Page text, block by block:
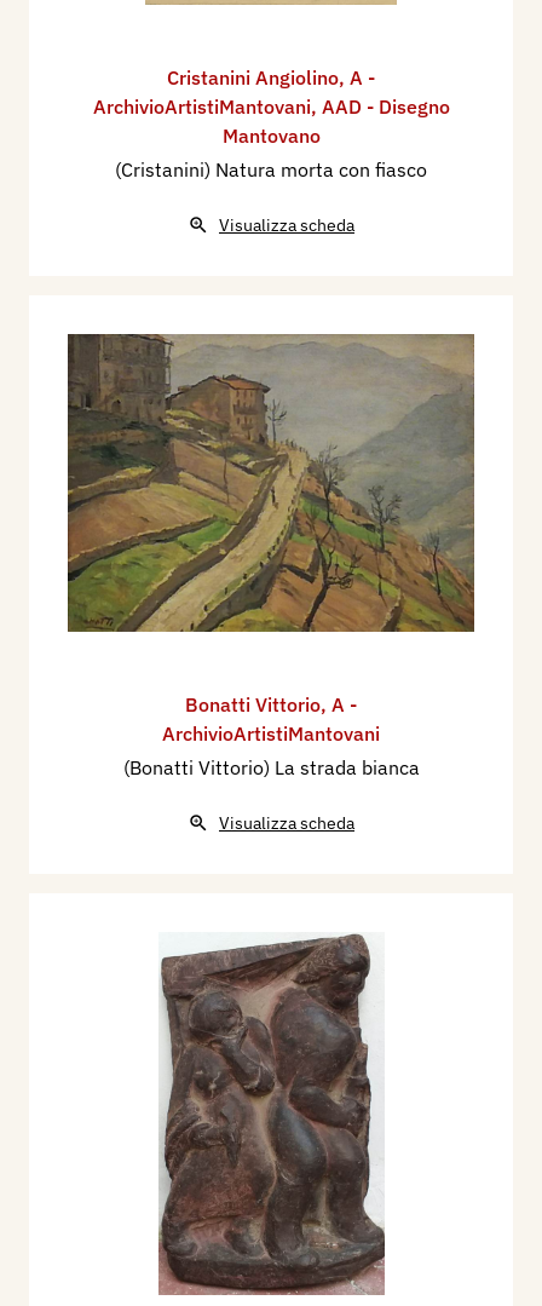
Cristanini Angiolino, A -
ArchivioArtistiMantovani, AAD - Disegno
Mantovano
(Cristanini) Natura morta con fiasco
Visualizza scheda
Bonatti Vittorio, A -
ArchivioArtistiMantovani
(Bonatti Vittorio) La strada bianca
Visualizza scheda